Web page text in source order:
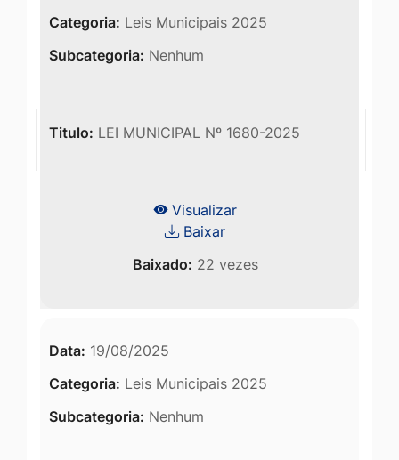
Categoria: Leis Municipais 2025
Subcategoria: Nenhum
Titulo: LEI MUNICIPAL Nº 1680-2025
Visualizar
Baixar
Baixado: 22 vezes
Data: 19/08/2025
Categoria: Leis Municipais 2025
Subcategoria: Nenhum